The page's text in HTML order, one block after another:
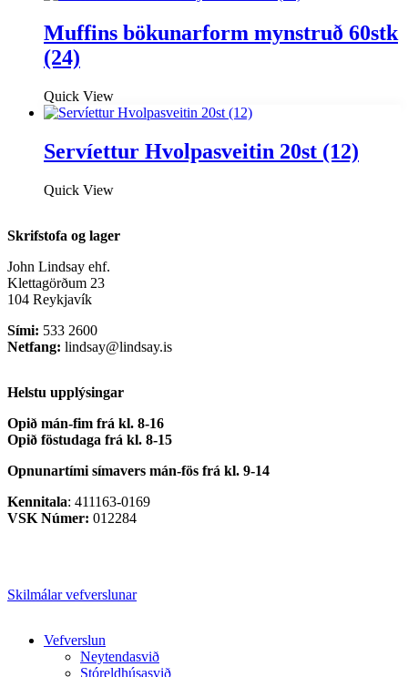
Muffins bökunarform mynstruð 60stk
(24)
Quick View
Servíettur Hvolpasveitin 20st (12)
Quick View
Skrifstofa og lager
John Lindsay ehf.
Klettagörðum 23
104 Reykjavík
Sími: 533 2600
Netfang: lindsay@lindsay.is
Helstu upplýsingar
Opið mán-fim frá kl. 8-16
Opið föstudaga frá kl. 8-15
Opnunartími símavers mán-fös frá kl. 9-14
Kennitala: 411163-0169
VSK Númer: 012284
Skilmálar vefverslunar
Close
Vefverslun
Neytendasvið
Stóreldhúsasvið